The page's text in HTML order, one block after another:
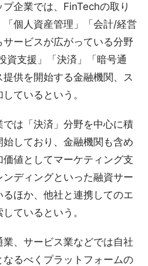
企業では、FinTechの取り
個人資産管理」「会計/経営
ービスが広がっている分野
資支援」「決済」「暗号通
供を開始する金融機関、ス
ているという。
は「決済」分野を中心に積
しており、金融機関も含め
値としてマーケティング支
ディングといった融資サー
ほか、他社と連携してのエ
ているという。
、サービス業などでは自社
るべくプラットフォームの